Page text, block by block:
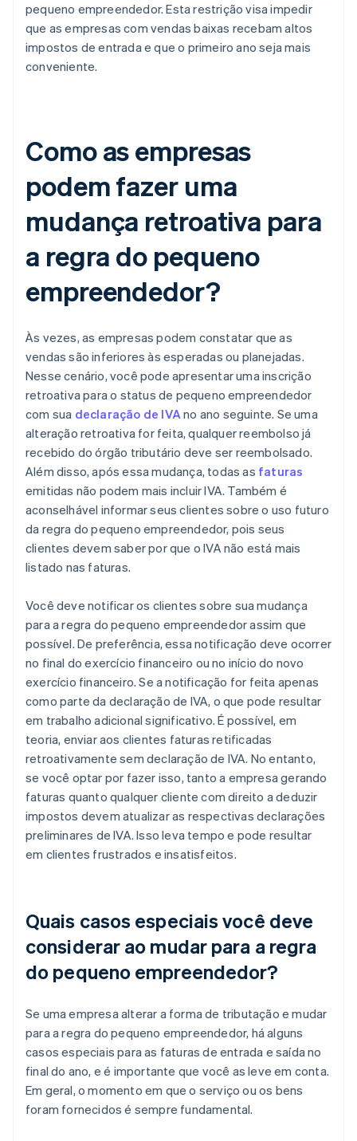
pequeno empreendedor. Esta restrição visa impedir
que as empresas com vendas baixas recebam altos
impostos de entrada e que o primeiro ano seja mais
conveniente.
Como as empresas
podem fazer uma
mudança retroativa para
a regra do pequeno
empreendedor?
Às vezes, as empresas podem constatar que as
vendas são inferiores às esperadas ou planejadas.
Nesse cenário, você pode apresentar uma inscrição
retroativa para o status de pequeno empreendedor
com sua declaração de IVAno ano seguinte. Se uma
alteração retroativa for feita, qualquer reembolso já
recebido do órgão tributário deve ser reembolsado.
Além disso, após essa mudança, todas as faturas
emitidas não podem mais incluir IVA. Também é
aconselhável informar seus clientes sobre o uso futuro
da regra do pequeno empreendedor, pois seus
clientes devem saber por que o IVA não está mais
listado nas faturas.
Você deve notificar os clientes sobre sua mudança
para a regra do pequeno empreendedor assim que
possível. De preferência, essa notificação deve ocorrer
no final do exercício financeiro ou no início do novo
exercício financeiro. Se a notificação for feita apenas
como parte da declaração de IVA, o que pode resultar
em trabalho adicional significativo. É possível, em
teoria, enviar aos clientes faturas retificadas
retroativamente sem declaração de IVA. No entanto,
se você optar por fazer isso, tanto a empresa gerando
faturas quanto qualquer cliente com direito a deduzir
impostos devem atualizar as respectivas declarações
preliminares de IVA. Isso leva tempo e pode resultar
em clientes frustrados e insatisfeitos.
Quais casos especiais você deve
considerar ao mudar para a regra
do pequeno empreendedor?
Se uma empresa alterar a forma de tributação e mudar
para a regra do pequeno empreendedor, há alguns
casos especiais para as faturas de entrada e saída no
final do ano, e é importante que você as leve em conta.
Em geral, o momento em que o serviço ou os bens
foram fornecidos é sempre fundamental.